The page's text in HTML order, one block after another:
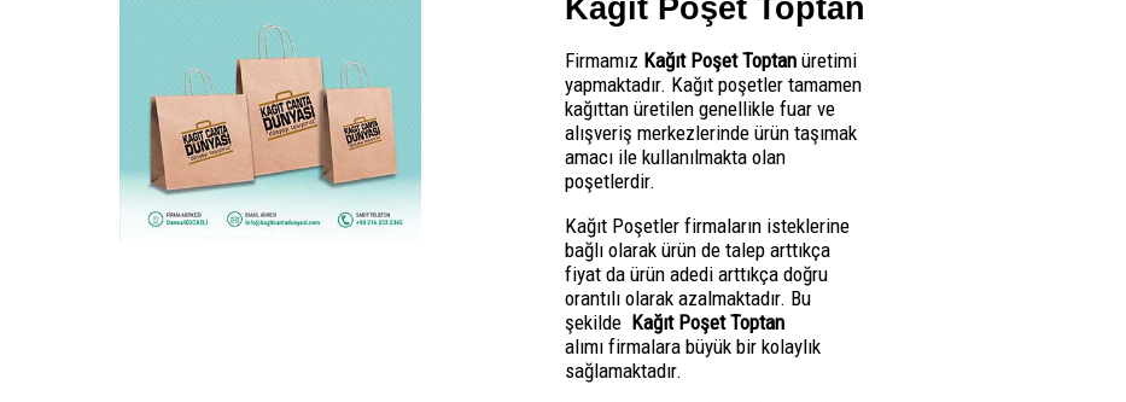
Kağıt Poşet Toptan
Firmamız Kağıt Poşet Toptan üretimi
yapmaktadır. Kağıt poşetler tamamen
kağıttan üretilen genellikle fuar ve
alışveriş merkezlerinde ürün taşımak
amacı ile kullanılmakta olan
poşetlerdir.
Kağıt Poşetler firmaların isteklerine
bağlı olarak ürün de talep arttıkça
fiyat da ürün adedi arttıkça doğru
orantılı olarak azalmaktadır. Bu
şekilde Kağıt Poşet Toptan
alımı firmalara büyük bir kolaylık
sağlamaktadır.